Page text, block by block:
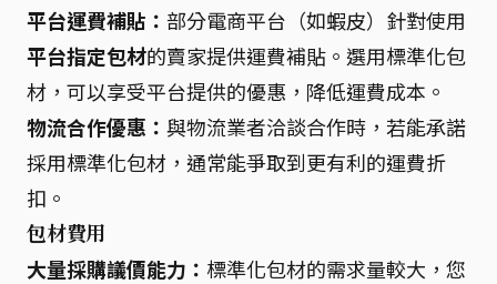
平台運費補貼： 部分電商平台（如蝦皮）針對使用
平台指定包材的賣家提供運費補貼。選用標準化包
材，可以享受平台提供的優惠，降低運費成本。
物流合作優惠： 與物流業者洽談合作時，若能承諾
採用標準化包材，通常能爭取到更有利的運費折
扣。
包材費用
大量採購議價能力： 標準化包材的需求量較大，您